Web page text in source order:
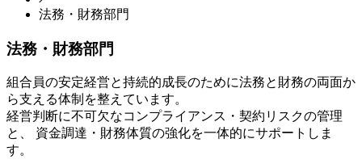
法務・財務部門
法務・財務部門
組合員の安定経営と持続的成長のために法務と財務の両面か
ら支える体制を整えています。
経営判断に不可欠なコンプライアンス・契約リスクの管理
と、 資金調達・財務体質の強化を一体的にサポートしま
す。